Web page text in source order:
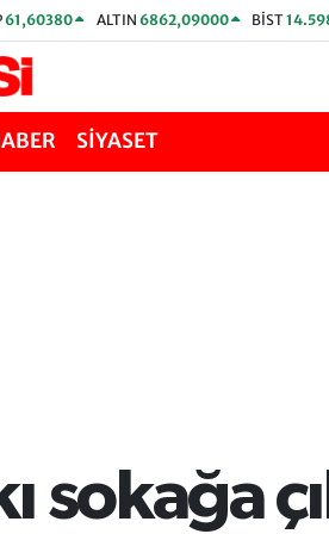
61,60380 ALTIN 6862,09000 BİST
SİYASET
sokağa